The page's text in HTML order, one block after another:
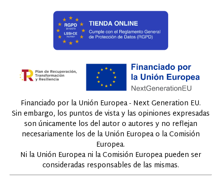
Financiado por la Unión Europea - Next Generation EU.
Sin embargo, los puntos de vista y las opiniones expresadas
son únicamente los del autor o autores y no reflejan
necesariamente los de la Unión Europea o la Comisión
Europea.
Ni la Unión Europea ni la Comisión Europea pueden ser
consideradas responsables de las mismas.